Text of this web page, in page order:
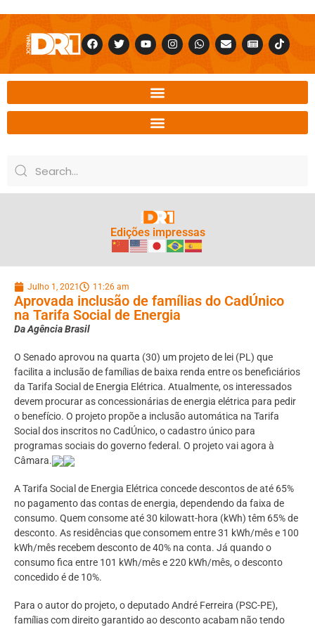
Edições impressas
Julho 1, 2021 11:26 am
Aprovada inclusão de famílias do CadÚnico
na Tarifa Social de Energia
Da Agência Brasil
O Senado aprovou na quarta (30) um projeto de lei (PL) que
facilita a inclusão de famílias de baixa renda entre os beneficiários
da Tarifa Social de Energia Elétrica. Atualmente, os interessados
devem procurar as concessionárias de energia elétrica para pedir
o benefício. O projeto propõe a inclusão automática na Tarifa
Social dos inscritos no CadÚnico, o cadastro único para
programas sociais do governo federal. O projeto vai agora à
Câmara.
A Tarifa Social de Energia Elétrica concede descontos de até 65%
no pagamento das contas de energia, dependendo da faixa de
consumo. Quem consome até 30 kilowatt-hora (kWh) têm 65% de
desconto. As residências que consomem entre 31 kWh/mês e 100
kWh/mês recebem desconto de 40% na conta. Já quando o
consumo fica entre 101 kWh/mês e 220 kWh/mês, o desconto
concedido é de 10%.
Para o autor do projeto, o deputado André Ferreira (PSC-PE),
famílias com direito garantido ao desconto acabam não tendo